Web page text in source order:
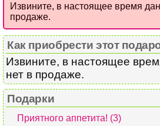
Извините, в настоящее время
продаже.
Как приобрести этот
Извините, в настоящее
нет в продаже.
Подарки
Приятного аппетита! (3)